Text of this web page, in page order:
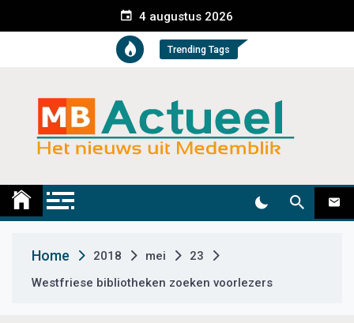
e
t
4 augustus 2026
Trending Tags
Medemblik Actueel
Home 2018 mei
23
Westfriese bibliotheken zoeken voorlezers